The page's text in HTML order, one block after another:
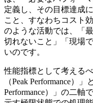
定義し、その目標達成
こと、すなわちコスト
のような活動では、「
切れないこと」「現場
いのです。
性能指標として考える
（Peak Performance）
Performance）」の二軸